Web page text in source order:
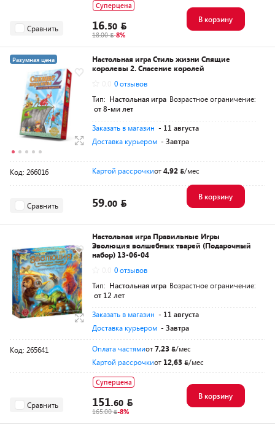
Сравнить
Суперцена
16.50
18.00 -8%
В корзину
Разумная цена
Настольная игра Стиль жизни Спящие
королевы 2. Спасение королей
0 отзывов
Тип: Настольная игра Возрастное ограничение:
от 8-ми лет
Заказать в магазин - 11 августа
Доставка курьером - Завтра
Код: 266016 Картой рассрочкиот4,92 /мес
Сравнить 59.00
В корзину
Настольная игра Правильные Игры
Эволюция волшебных тварей (Подарочный
набор) 13-06-04
0 отзывов
Тип: Настольная игра Возрастное ограничение:
от 12 лет
Заказать в магазин - 11 августа
Доставка курьером - Завтра
Код: 265641 Оплата частямиот7,23
/мес
Картой рассрочкиот 12,63 /мес
Сравнить
Суперцена
151.60
165.00 -8%
В корзину